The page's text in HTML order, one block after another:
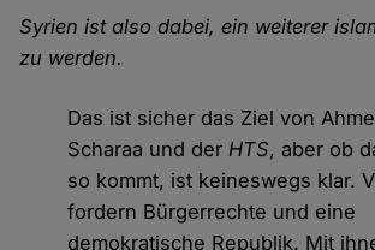
Syrien ist also dabei, ein weiterer
zu werden.
Das ist sicher das Ziel von
Scharaa und der HTS, aber ob
so kommt, ist keineswegs klar.
fordern Bürgerrechte und eine
demokratische Republik. Mit